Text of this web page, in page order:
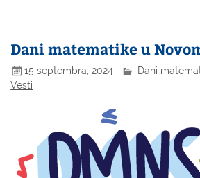
Dani matematike u
15 septembra, 2024 Dani
Vesti